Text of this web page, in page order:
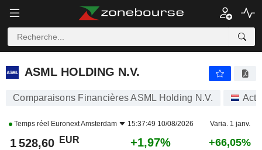
ASML HOLDING N.V. +2,00%
ASML HOLDING N.V.
Comparaisons Financières ASML Holding N.V.
Temps réel Euronext Amsterdam 15:37:49 10/08/2026 Varia. 1 janv.
1 528,60 EUR +1,97% +66,05%